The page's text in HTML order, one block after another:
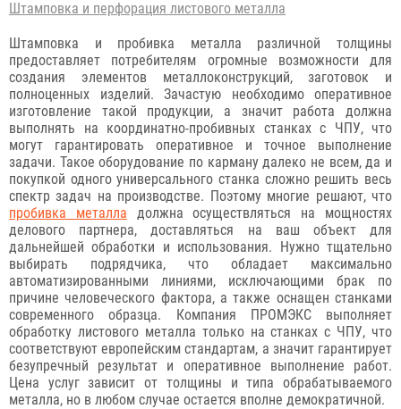
Штамповка и перфорация листового металла
Штамповка и пробивка металла различной толщины
предоставляет потребителям огромные возможности для
создания элементов металлоконструкций, заготовок и
полноценных изделий. Зачастую необходимо оперативное
изготовление такой продукции, а значит работа должна
выполнять на координатно-пробивных станках с ЧПУ, что
могут гарантировать оперативное и точное выполнение
задачи. Такое оборудование по карману далеко не всем, да и
покупкой одного универсального станка сложно решить весь
спектр задач на производстве. Поэтому многие решают, что
пробивка металла должна осуществляться на мощностях
делового партнера, доставляться на ваш объект для
дальнейшей обработки и использования. Нужно тщательно
выбирать подрядчика, что обладает максимально
автоматизированными линиями, исключающими брак по
причине человеческого фактора, а также оснащен станками
современного образца. Компания ПРОМЭКС выполняет
обработку листового металла только на станках с ЧПУ, что
соответствуют европейским стандартам, а значит гарантирует
безупречный результат и оперативное выполнение работ.
Цена услуг зависит от толщины и типа обрабатываемого
металла, но в любом случае остается вполне демократичной.